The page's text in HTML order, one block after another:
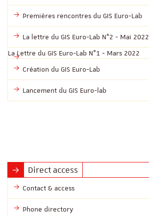
Premières rencontres du GIS Euro-Lab
La lettre du GIS Euro-Lab N°2 - Mai 2022
La Lettre du GIS Euro-Lab N°1 - Mars 2022
Création du GIS Euro-Lab
Lancement du GIS Euro-lab
Direct access
Contact & access
Phone directory